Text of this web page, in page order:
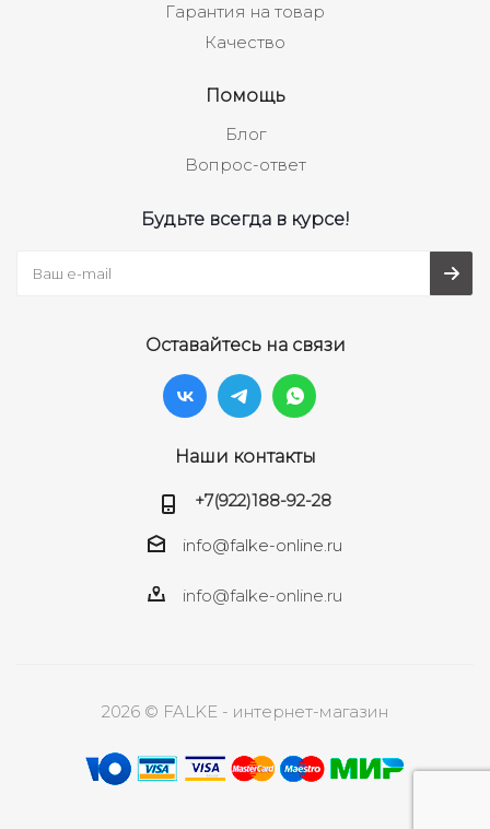
Гарантия на товар
Качество
Помощь
Блог
Вопрос-ответ
Будьте всегда в курсе!
Оставайтесь на связи
Наши контакты
+7(922)188-92-28
info@falke-online.ru
info@falke-online.ru
2026 © FALKE - интернет-магазин